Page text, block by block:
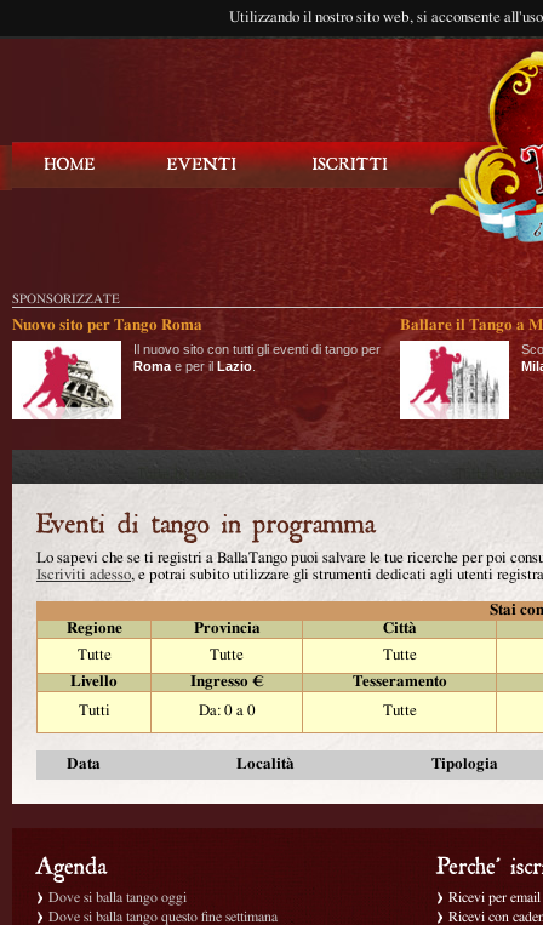
Utilizzando il nostro sito web, si acconsente
SPONSORIZZATE
Nuovo sito per Tango Roma
Il nuovo sito con tutti gli eventi di tango per
Roma e per il Lazio
Ballare il Tango a
Lo sapevi che se ti registri a BallaTango puoi salvare le tue ricerche per poi
Iscriviti adesso, e potrai subito utilizzare gli strumenti dedicati agli utenti
Stai
Regione
Provincia
Città
Tutte
Tutte
Tutte
Livello
Ingresso €
Tesseramento
Tutti
Da: 0 a 0 Tutte
Data Località Tipologia
Dove si balla tango oggi
Dove si balla tango questo fine settimana
Ricevi per
Ricevi con